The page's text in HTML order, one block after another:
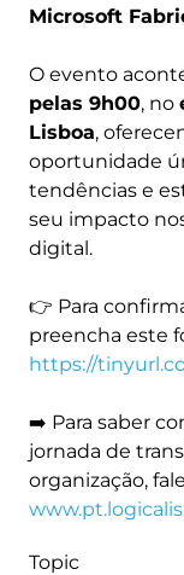
Microsoft
O evento
pelas 9h00, no
Lisboa,
oportunidade
tendências e
seu impacto
digital.
👉 Para
preencha este
https://
➡️ Para saber
jornada de
organização,
Topic